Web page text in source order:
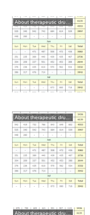
About therapeutic drugs and vaccines
About therapeutic drugs and vaccines